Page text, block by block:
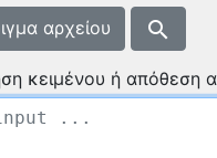
αρχείου search
κειμένου ή απόθεση